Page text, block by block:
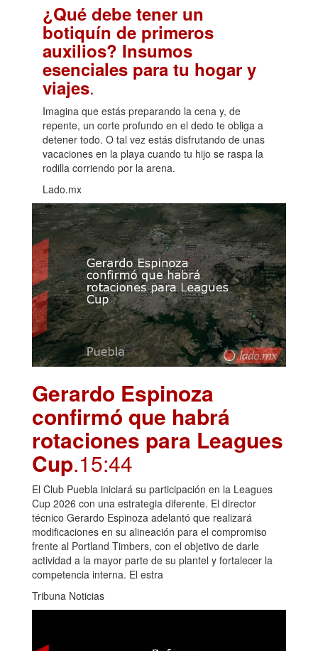
¿Qué debe tener un
botiquín de primeros
auxilios? Insumos
esenciales para tu hogar y
viajes.
Imagina que estás preparando la cena y, de
repente, un corte profundo en el dedo te obliga a
detener todo. O tal vez estás disfrutando de unas
vacaciones en la playa cuando tu hijo se raspa la
rodilla corriendo por la arena.
Lado.mx
Gerardo Espinoza
confirmó que habrá
rotaciones para Leagues
Cup.15:44
El Club Puebla iniciará su participación en la Leagues
Cup 2026 con una estrategia diferente. El director
técnico Gerardo Espinoza adelantó que realizará
modificaciones en su alineación para el compromiso
frente al Portland Timbers, con el objetivo de darle
actividad a la mayor parte de su plantel y fortalecer la
competencia interna. El estra
Tribuna Noticias